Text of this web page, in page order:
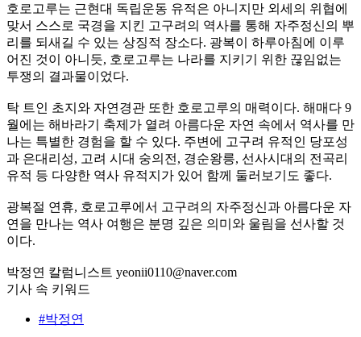
호로고루는 근현대 독립운동 유적은 아니지만 외세의 위협에
맞서 스스로 국경을 지킨 고구려의 역사를 통해 자주정신의 뿌
리를 되새길 수 있는 상징적 장소다. 광복이 하루아침에 이루
어진 것이 아니듯, 호로고루는 나라를 지키기 위한 끊임없는
투쟁의 결과물이었다.
탁 트인 초지와 자연경관 또한 호로고루의 매력이다. 해매다 9
월에는 해바라기 축제가 열려 아름다운 자연 속에서 역사를 만
나는 특별한 경험을 할 수 있다. 주변에 고구려 유적인 당포성
과 은대리성, 고려 시대 숭의전, 경순왕릉, 선사시대의 전곡리
유적 등 다양한 역사 유적지가 있어 함께 둘러보기도 좋다.
광복절 연휴, 호로고루에서 고구려의 자주정신과 아름다운 자
연을 만나는 역사 여행은 분명 깊은 의미와 울림을 선사할 것
이다.
박정연 칼럼니스트 yeonii0110@naver.com
기사 속 키워드
#박정연